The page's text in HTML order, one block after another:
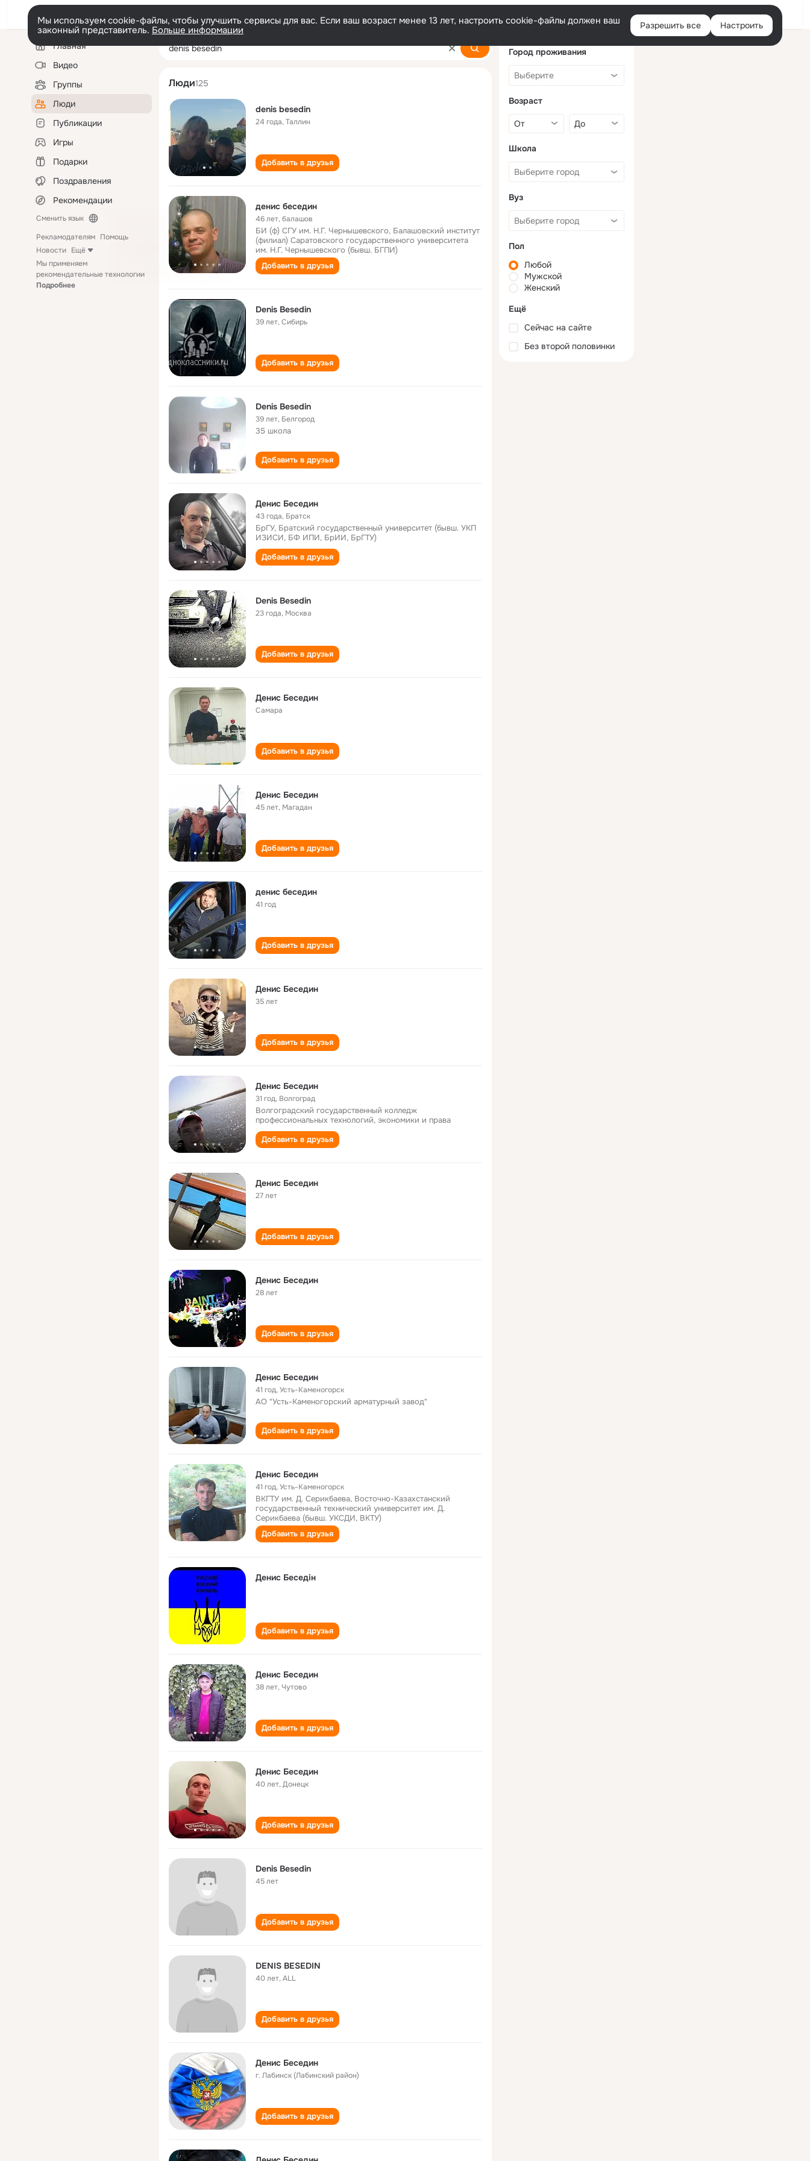
Войти
Мы используем cookie-файлы, чтобы улучшить сервисы для вас. Если ваш возраст менее 13 лет, настроить cookie-файлы должен ваш
законный представитель. Больше информации Разрешить все Настроить
Левая
колонкаГлавная
Видео
Группы
Люди
Публикации
Игры
Подарки
Поздравления
Рекомендации
Сменить язык
Рекламодателям Помощь
Новости Ещё
Мы применяем
рекомендательные технологии
Подробнее
denis besedin
Люди125
denis besedin
24 года,Таллин
Добавить в друзья
дeнис бeсeдин
46 лет,бaлaшов
БИ (ф) СГУ им. Н.Г. Чернышевского, Балашовский институт
(филиал) Саратовского государственного университета
им. Н.Г. Чернышевского (бывш. БГПИ)
Добавить в друзья
Denis Besedin
39 лет,Сибирь
Добавить в друзья
Denis Besedin
39 лет, Белгород
35 школа
Добавить в друзья
Денис Беседин
43 года, Братск
БрГУ, Братский государственный университет (бывш. УКП
ИЗИСИ, БФ ИПИ, БрИИ, БрГТУ)
Добавить в друзья
Denis Besedin
23 года, Москва
Добавить в друзья
Денис Беседин
Самара
Добавить в друзья
Денис Беседин
45 лет, Магадан
Добавить в друзья
денис беседин
41 год
Добавить в друзья
Денис Беседин
35 лет
Добавить в друзья
Денис Беседин
31 год, Волгоград
Волгоградский государственный колледж
профессиональных технологий, экономики и права
Добавить в друзья
Денис Беседин
27 лет
Добавить в друзья
Денис Беседин
28 лет
Добавить в друзья
Денис Беседин
41 год,Усть-Каменогорск
АО "Усть-Каменогорский арматурный завод"
Добавить в друзья
Денис Беседин
41 год,Усть-Каменогорск
ВКГТУ им. Д. Серикбаева, Восточно-Казахстанский
государственный технический университет им. Д.
Серикбаева (бывш. УКСДИ, ВКТУ)
Добавить в друзья
Денис Беседін
Добавить в друзья
Денис Беседин
38 лет,Чутово
Добавить в друзья
Денис Беседин
40 лет,Донецк
Добавить в друзья
Denis Besedin
45 лет
Добавить в друзья
DENIS BESEDIN
40 лет,ALL
Добавить в друзья
Денис Беседин
г. Лабинск (Лабинский район)
Добавить в друзья
Город проживания
Возраст
Школа
Вуз
Пол
Любой
Мужской
Женский
Ещё
Сейчас на сайте
Без второй половинки